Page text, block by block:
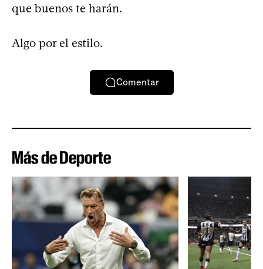
que buenos te harán.
Algo por el estilo.
Comentar
Más de Deporte